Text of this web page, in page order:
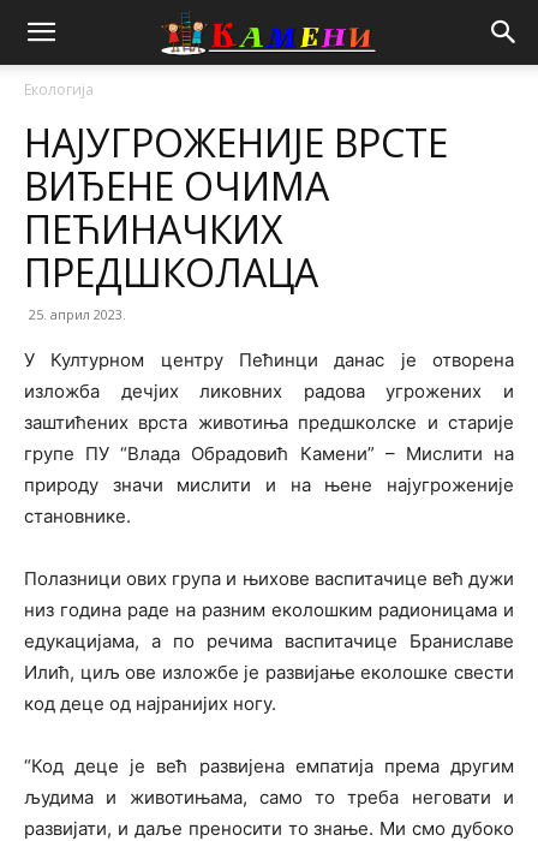
Екологија
НАЈУГРОЖЕНИЈЕ ВРСТЕ
ВИЂЕНЕ ОЧИМА
ПЕЋИНАЧКИХ
ПРЕДШКОЛАЦА
25. април 2023.
У Културном центру Пећинци данас је отворена
изложба дечјих ликовних радова угрожених и
заштићених врста животиња предшколске и старије
групе ПУ “Влада Обрадовић Камени” – Мислити на
природу значи мислити и на њене најугроженије
становнике.
Полазници ових група и њихове васпитачице већ дужи
низ година раде на разним еколошким радионицама и
едукацијама, а по речима васпитачице Браниславе
Илић, циљ ове изложбе је развијање еколошке свести
код деце од најранијих ногу.
“Код деце је већ развијена емпатија према другим
људима и животињама, само то треба неговати и
развијати, и даље преносити то знање. Ми смо дубоко